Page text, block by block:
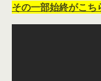
その一部始終がこち